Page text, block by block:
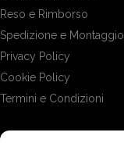
Reso e Rimborso
Spedizione e Montaggio
Privacy Policy
Cookie Policy
Termini e Condizioni